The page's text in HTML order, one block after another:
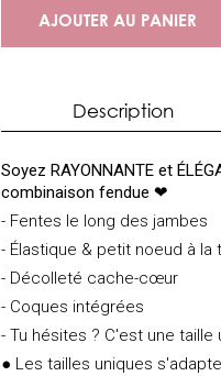
AJOUTER AU PANIER
Description
Soyez RAYONNANTE et
combinaison fendue ❤
- Fentes le long des jambes
- Élastique & petit noeud à la
- Décolleté cache-cœur
- Coques intégrées
- Tu hésites ? C'est une taille
● Les tailles uniques